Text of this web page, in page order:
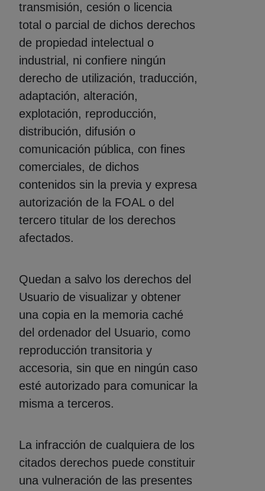
transmisión, cesión o licencia
total o parcial de dichos derechos
de propiedad intelectual o
industrial, ni confiere ningún
derecho de utilización, traducción,
adaptación, alteración,
explotación, reproducción,
distribución, difusión o
comunicación pública, con fines
comerciales, de dichos
contenidos sin la previa y expresa
autorización de la FOAL o del
tercero titular de los derechos
afectados.
Quedan a salvo los derechos del
Usuario de visualizar y obtener
una copia en la memoria caché
del ordenador del Usuario, como
reproducción transitoria y
accesoria, sin que en ningún caso
esté autorizado para comunicar la
misma a terceros.
La infracción de cualquiera de los
citados derechos puede constituir
una vulneración de las presentes